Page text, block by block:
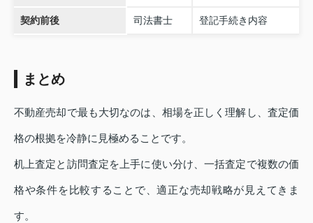
契約前後 司法書士 登記手続き内容
まとめ
不動産売却で最も大切なのは、相場を正しく理解し、査定価
格の根拠を冷静に見極めることです。
机上査定と訪問査定を上手に使い分け、一括査定で複数の価
格や条件を比較することで、適正な売却戦略が見えてきま
す。